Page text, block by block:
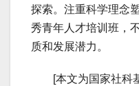
探索。注重科学理念
秀青年人才培训班，
质和发展潜力。
[本文为国家社科基